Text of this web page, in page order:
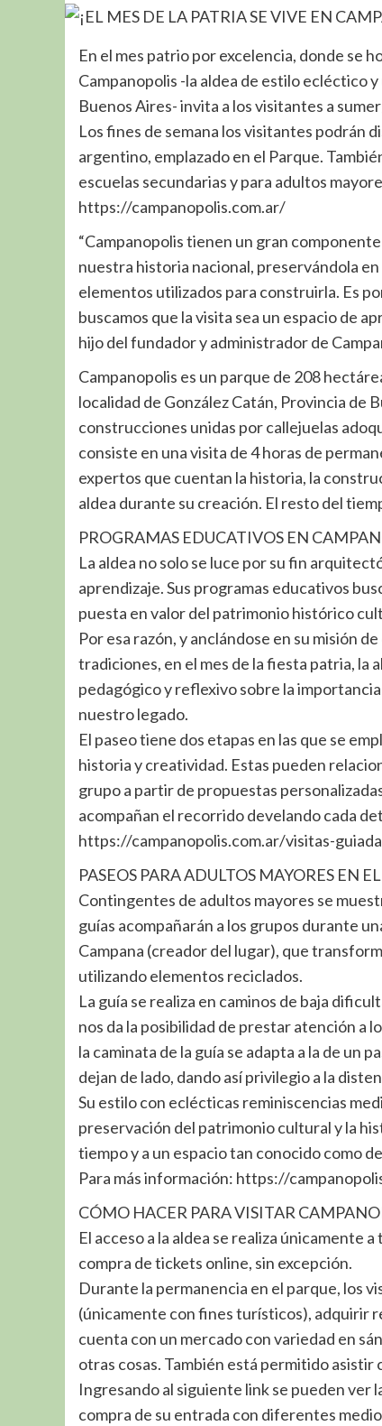
En el mes patrio por excelencia, donde se
Campanopolis -la aldea de estilo ecléctico
Buenos Aires- invita a los visitantes a
Los fines de semana los visitantes podrán
argentino, emplazado en el Parque.
escuelas secundarias y para adultos
https://campanopolis.com.ar/
“Campanopolis tienen un gran
nuestra historia nacional, preservándola en
elementos utilizados para construirla. Es
buscamos que la visita sea un espacio de
hijo del fundador y administrador de
Campanopolis es un parque de 208
localidad de González Catán, Provincia de
construcciones unidas por callejuelas
consiste en una visita de 4 horas de
expertos que cuentan la historia, la
aldea durante su creación. El resto del
PROGRAMAS EDUCATIVOS EN
La aldea no solo se luce por su fin
aprendizaje. Sus programas educativos
puesta en valor del patrimonio histórico
Por esa razón, y anclándose en su misión
tradiciones, en el mes de la fiesta patria, la
pedagógico y reflexivo sobre la
nuestro legado.
El paseo tiene dos etapas en las que se
historia y creatividad. Estas pueden
grupo a partir de propuestas
acompañan el recorrido develando cada
https://campanopolis.com.ar/visitas-
PASEOS PARA ADULTOS MAYORES EN
Contingentes de adultos mayores se
guías acompañarán a los grupos durante
Campana (creador del lugar), que
utilizando elementos reciclados.
La guía se realiza en caminos de baja
nos da la posibilidad de prestar atención a
la caminata de la guía se adapta a la de un
dejan de lado, dando así privilegio a la
Su estilo con eclécticas reminiscencias
preservación del patrimonio cultural y la
tiempo y a un espacio tan conocido como
Para más información: https://
CÓMO HACER PARA VISITAR
El acceso a la aldea se realiza únicamente
compra de tickets online, sin excepción.
Durante la permanencia en el parque, los
(únicamente con fines turísticos), adquirir
cuenta con un mercado con variedad en
otras cosas. También está permitido asistir
Ingresando al siguiente link se pueden ver
compra de su entrada con diferentes